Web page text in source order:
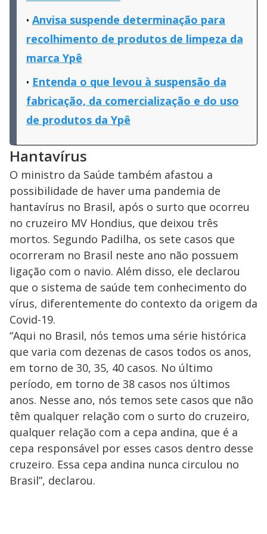
Anvisa suspende determinação para
recolhimento de produtos de limpeza da
marca Ypê
Entenda o que levou à suspensão da
fabricação, da comercialização e do uso
de produtos da Ypê
Hantavírus
O ministro da Saúde também afastou a
possibilidade de haver uma pandemia de
hantavírus no Brasil, após o surto que ocorreu
no cruzeiro MV Hondius, que deixou três
mortos. Segundo Padilha, os sete casos que
ocorreram no Brasil neste ano não possuem
ligação com o navio. Além disso, ele declarou
que o sistema de saúde tem conhecimento do
vírus, diferentemente do contexto da origem da
Covid-19.
“Aqui no Brasil, nós temos uma série histórica
que varia com dezenas de casos todos os anos,
em torno de 30, 35, 40 casos. No último
período, em torno de 38 casos nos últimos
anos. Nesse ano, nós temos sete casos que não
têm qualquer relação com o surto do cruzeiro,
qualquer relação com a cepa andina, que é a
cepa responsável por esses casos dentro desse
cruzeiro. Essa cepa andina nunca circulou no
Brasil”, declarou.